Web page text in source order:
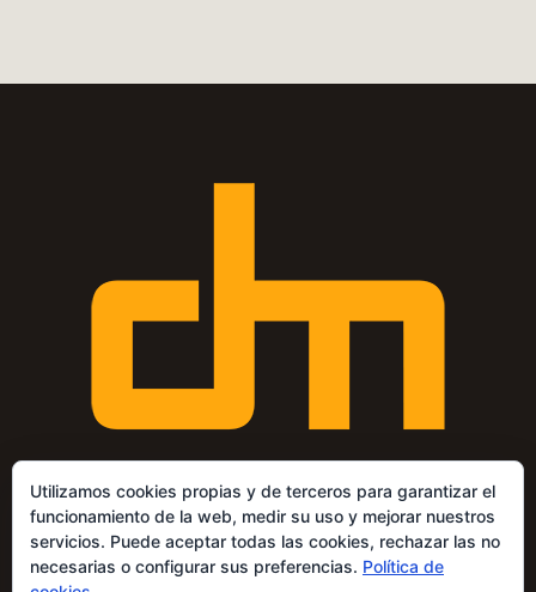
Copyright © 2026 Divi. All Rights Reserved.
Utilizamos cookies propias y de terceros para garantizar el
funcionamiento de la web, medir su uso y mejorar nuestros
servicios. Puede aceptar todas las cookies, rechazar las no
necesarias o configurar sus preferencias. Política de